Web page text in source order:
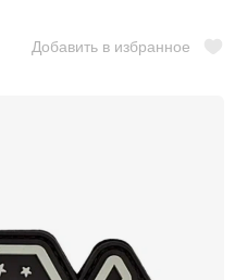
Добавить в избранное